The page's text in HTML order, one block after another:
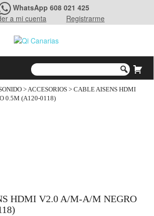
WhatsApp 608 021 425
a mi cuenta
Registrarme
>ACCESORIOS > CABLE AISENS HDMI
0.5M (A120-0118)
HDMI V2.0 A/M-A/M NEGRO